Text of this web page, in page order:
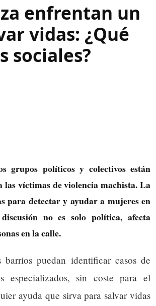
enfrentan un
vidas: ¿Qué
sociales?
grupos políticos y colectivos están
las víctimas de violencia machista. La
para detectar y ayudar a mujeres en
no es solo política, afecta
en la calle.
puedan identificar casos de
sin coste para el
ayuda que sirva para salvar vidas